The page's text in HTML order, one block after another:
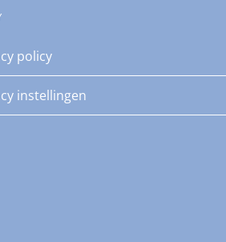
policy
instellingen